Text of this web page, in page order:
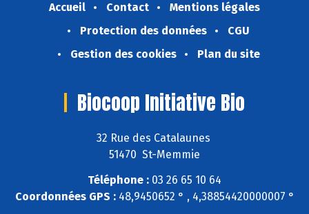
Accueil Contact
Mentions légales
Protection des données
CGU
Gestion des cookies
Plan du site
Biocoop Initiative Bio
32 Rue des Catalaunes
51470 St-Memmie
Téléphone : 03 26 65 10 64
Coordonnées GPS :48,9450652 ° , 4,38854420000007 °